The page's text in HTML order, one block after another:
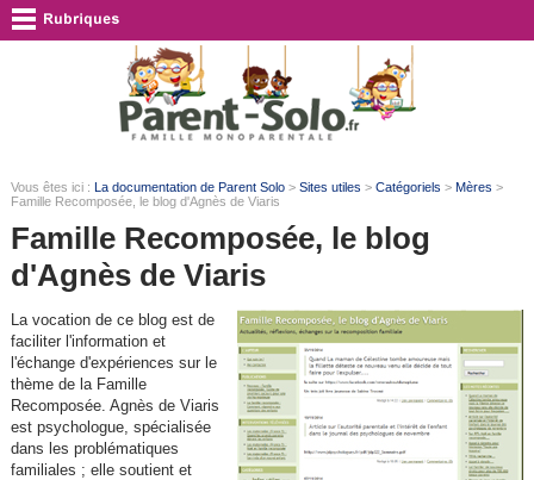
Vous êtes ici : La documentation de Parent Solo> Sites utiles > Catégoriels > Mères >
Famille Recomposée, le blog d'Agnès de Viaris
Famille Recomposée, le blog
d'Agnès de Viaris
La vocation de ce blog est de
faciliter l'information et
l'échange d'expériences sur le
thème de la Famille
Recomposée. Agnès de Viaris
est psychologue, spécialisée
dans les problématiques
familiales ; elle soutient et